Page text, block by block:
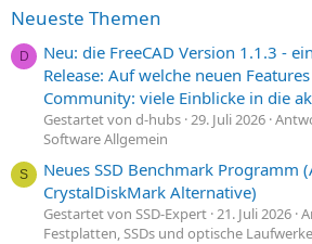
Neueste Themen
D
Neu: die FreeCAD Version 1.1.3 -
Release: Auf welche neuen
Community: viele Einblicke in die
Gestartet von d-hubs 29. Juli 2026
Software Allgemein
S
Neues SSD Benchmark Programm
CrystalDiskMark Alternative)
Gestartet von SSD-Expert 21. Juli 2026
Festplatten, SSDs und optische Laufwerke